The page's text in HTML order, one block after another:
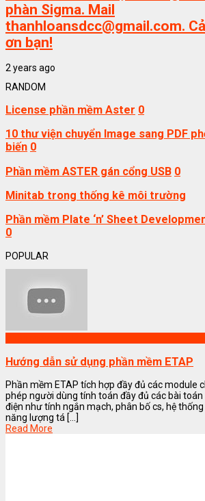
phàn Sigma. Mail
thanhloansdcc@gmail.com.
ơn bạn!
2 years ago
RANDOM
License phần mềm Aster 0
10 thư viện chuyển Image sang PDF
biến 0
Phần mềm ASTER gán cổng USB 0
Minitab trong thống kê môi trường
Phần mềm Plate ‘n’ Sheet
0
POPULAR
Hướng dẫn sử dụng phần mềm ETAP
Phần mềm ETAP tích hợp đầy đủ các module
phép người dùng tính toán đầy đủ các bài toán
điện như tính ngắn mạch, phân bố cs, hệ thống
năng lượng tá [...]
Read More